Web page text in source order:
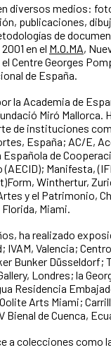
diversos medios:
publicaciones,
de
en el M.O.MA,
Centre Georges
de España.
la Academia de
Miró Mallorca.
de instituciones
España; AC/E,
Española de
(AECID); Manifesta,
Winthertur,
y el Patrimonio,
Miami.
ha realizado
IVAM, Valencia;
Bunker Düsseldorf;
Londres; la
Residencia
Arts Miami;
Bienal de Cuenca,
a colecciones como